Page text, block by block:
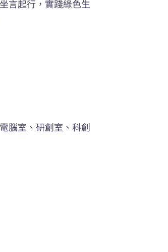
言起行，實踐綠色生
腦室、研創室、科創